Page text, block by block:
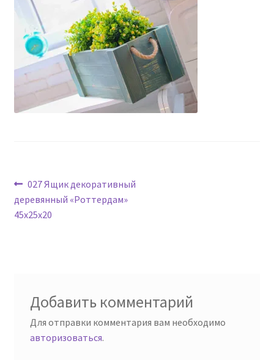
Навигация
по
Предыдущая
запись:
027 Ящик декоративный
деревянный «Роттердам»
45х25х20
Добавить комментарий
Для отправки комментария вам необходимо
авторизоваться.